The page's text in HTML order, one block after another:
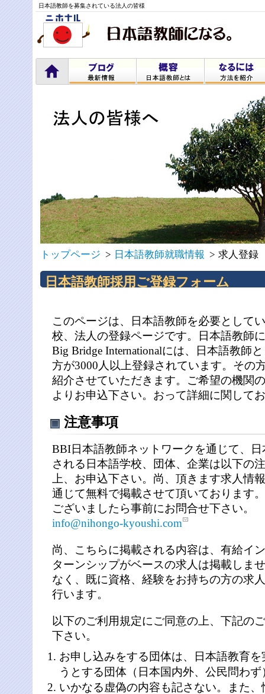
日本語教師を募集されている法人の皆様
トップページ > 日本語教師就職情報 > 求人登録
日本語教師採用ご登録フォーム
このページは、日本語教師を必要として
校、法人の登録ページです。日本語教師
Big Bridge Internationalには、日本語教師
方が3000人以上登録されています。その
紹介させていただきます。ご希望の機関
よりお申込下さい。おって詳細に関して
注意事項
BBI日本語教師ネットワークを通じて、
される日本語学校、団体、企業は以下の
上、お申込下さい。尚、頂きます求人情
通じて無料で掲載させて頂いております
ございましたら事前にお問合せ下さい。
info@nihongo-kyoushi.com
尚、こちらに掲載される内容は、有給イ
ターンシップがベースの求人は掲載しま
なく、既に資格、経験をお持ちの方の求
行います。
以下のご利用規定にご同意の上、下記の
下さい。
お申し込みをする団体は、日本語教育
うとする団体（日本国内外、公民問わ
いかなる虚偽の内容も記さない。また